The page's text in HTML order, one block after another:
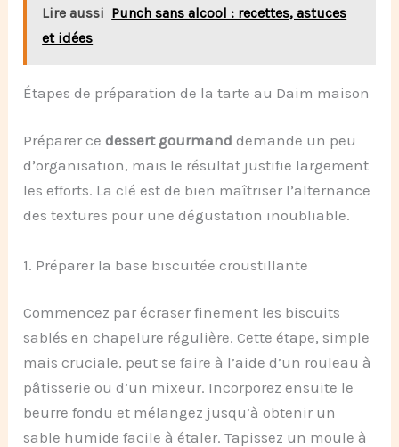
Lire aussi Punch sans alcool : recettes, astuces
et idées
Étapes de préparation de la tarte au Daim maison
Préparer cedessert gourmand demande un peu
d’organisation, mais le résultat justifie largement
les efforts. La clé est de bien maîtriser l’alternance
des textures pour une dégustation inoubliable.
1. Préparer la base biscuitée croustillante
Commencez par écraser finement les biscuits
sablés en chapelure régulière. Cette étape, simple
mais cruciale, peut se faire à l’aide d’un rouleau à
pâtisserie ou d’un mixeur. Incorporez ensuite le
beurre fondu et mélangez jusqu’à obtenir un
sable humide facile à étaler. Tapissez un moule à